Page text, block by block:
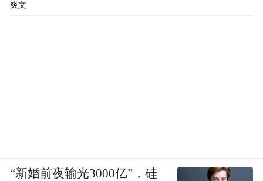
爽文
“新婚前夜输光3000亿”，硅